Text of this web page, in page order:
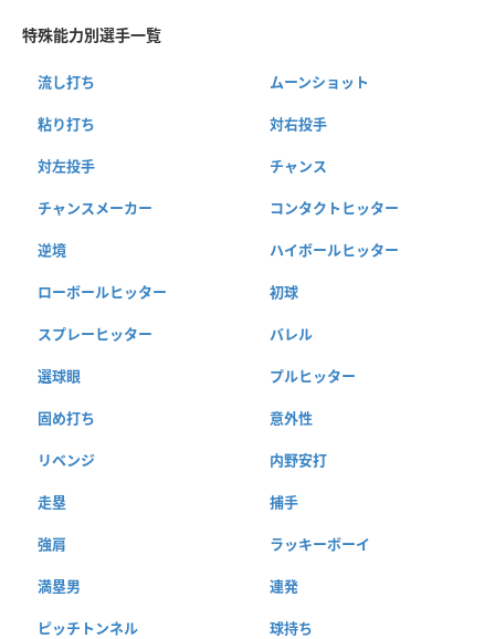
特殊能力別選手一覧
流し打ち ムーンショット
粘り打ち 対右投手
対左投手 チャンス
チャンスメーカー コンタクトヒッター
逆境 ハイボールヒッター
ローボールヒッター 初球
スプレーヒッター バレル
選球眼 プルヒッター
固め打ち 意外性
リベンジ 内野安打
走塁 捕手
強肩 ラッキーボーイ
満塁男 連発
ピッチトンネル 球持ち